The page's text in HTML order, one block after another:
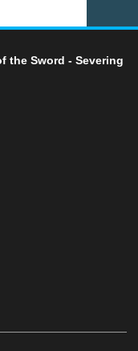
the Sword - Severing